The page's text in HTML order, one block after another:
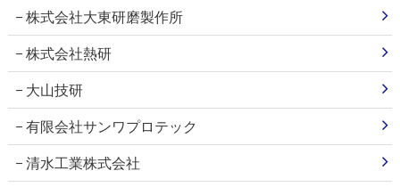
株式会社大東研磨製作所
株式会社熱研
大山技研
有限会社サンワプロテック
清水工業株式会社